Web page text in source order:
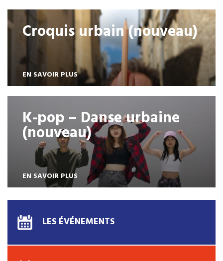
Croquis urbain (nouveau)
EN SAVOIR PLUS
K-pop – Danse urbaine
(nouveau)
EN SAVOIR PLUS
LES ÉVÉNEMENTS